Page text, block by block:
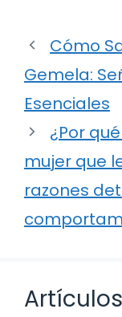
Cómo
Gemela:
Esenciales
¿Por
mujer que
razones
Artículos